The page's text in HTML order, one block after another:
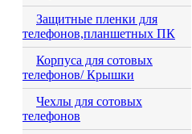
Защитные пленки для
телефонов,планшетных ПК
Корпуса для сотовых
телефонов/ Крышки
Чехлы для сотовых
телефонов